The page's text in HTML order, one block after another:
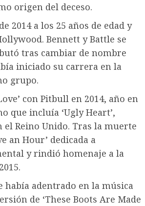
origen del deceso.
2014 a los 25 años de edad y
Bennett y Battle se
tras cambiar de nombre
iniciado su carrera en la
grupo.
con Pitbull en 2014, año en
que incluía ‘Ugly Heart’,
el Reino Unido. Tras la muerte
an Hour’ dedicada a
y rindió homenaje a la
había adentrado en la música
de ‘These Boots Are Made